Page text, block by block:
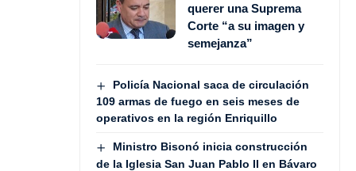
querer una Suprema
Corte “a su imagen y
semejanza”
Policía Nacional saca de circulación
109 armas de fuego en seis meses de
operativos en la región Enriquillo
Ministro Bisonó inicia construcción
de la Iglesia San Juan Pablo II en Bávaro